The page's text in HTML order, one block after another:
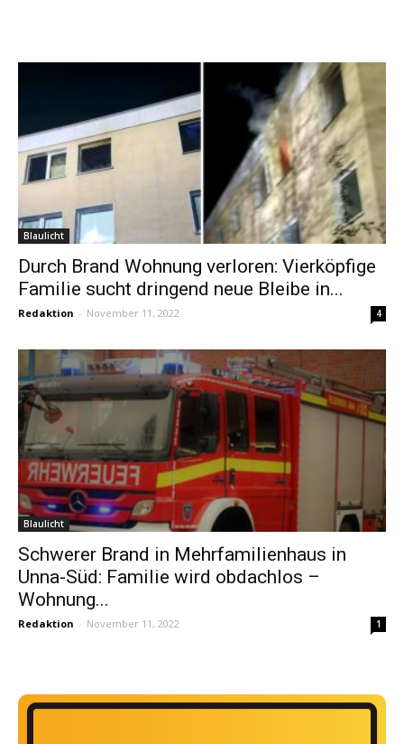
Blaulicht
Durch Brand Wohnung verloren: Vierköpfige
Familie sucht dringend neue Bleibe in...
Redaktion - November 11, 2022 4
Blaulicht
Schwerer Brand in Mehrfamilienhaus in
Unna-Süd: Familie wird obdachlos –
Wohnung...
Redaktion - November 11, 2022 1